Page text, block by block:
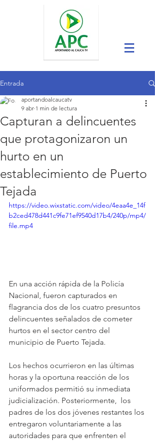
Entrada
Capturan a delincuentes
que protagonizaron un
hurto en un
establecimiento de Puerto
Tejada
aportandoalcaucatv
9 abr 1 min de lectura
https://video.wixstatic.com/video/4eaa4e_14f
b2ced478d441c9fe71ef9540d17b4/240p/mp4/
file.mp4
En una acción rápida de la Policía
Nacional, fueron capturados en
flagrancia dos de los cuatro presuntos
delincuentes señalados de cometer
hurtos en el sector centro del
municipio de Puerto Tejada.
Los hechos ocurrieron en las últimas
horas y la oportuna reacción de los
uniformados permitió su inmediata
judicialización. Posteriormente,  los
padres de los dos jóvenes restantes los
entregaron voluntariamente a las
autoridades para que enfrenten el